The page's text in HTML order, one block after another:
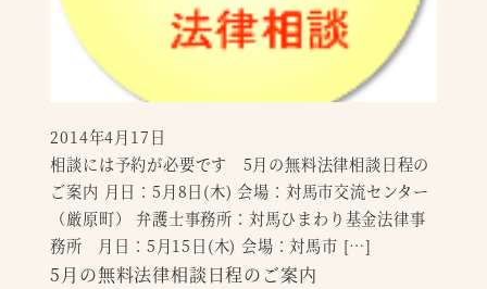
5月の無料法律相談日程のご案内
相談には予約が必要です 5月の無料法律相談日程の
ご案内 月日：5月8日(木) 会場：対馬市交流センター
（厳原町） 弁護士事務所：対馬ひまわり基金法律事
務所 月日：5月15日(木) 会場：対馬市 […]
投稿日
2014年4月17日